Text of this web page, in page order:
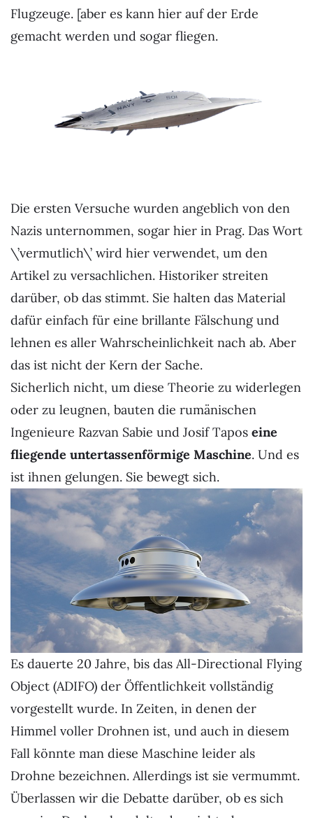
Flugzeuge. [aber es kann hier auf der Erde
gemacht werden und sogar fliegen.
Die ersten Versuche wurden angeblich von den
Nazis unternommen, sogar hier in Prag. Das Wort
\’vermutlich\’ wird hier verwendet, um den
Artikel zu versachlichen. Historiker streiten
darüber, ob das stimmt. Sie halten das Material
dafür einfach für eine brillante Fälschung und
lehnen es aller Wahrscheinlichkeit nach ab. Aber
das ist nicht der Kern der Sache.
Sicherlich nicht, um diese Theorie zu widerlegen
oder zu leugnen, bauten die rumänischen
Ingenieure Razvan Sabie und Josif Tapos eine
fliegende untertassenförmige Maschine. Und es
ist ihnen gelungen. Sie bewegt sich.
Es dauerte 20 Jahre, bis das All-Directional Flying
Object (ADIFO) der Öffentlichkeit vollständig
vorgestellt wurde. In Zeiten, in denen der
Himmel voller Drohnen ist, und auch in diesem
Fall könnte man diese Maschine leider als
Drohne bezeichnen. Allerdings ist sie vermummt.
Überlassen wir die Debatte darüber, ob es sich